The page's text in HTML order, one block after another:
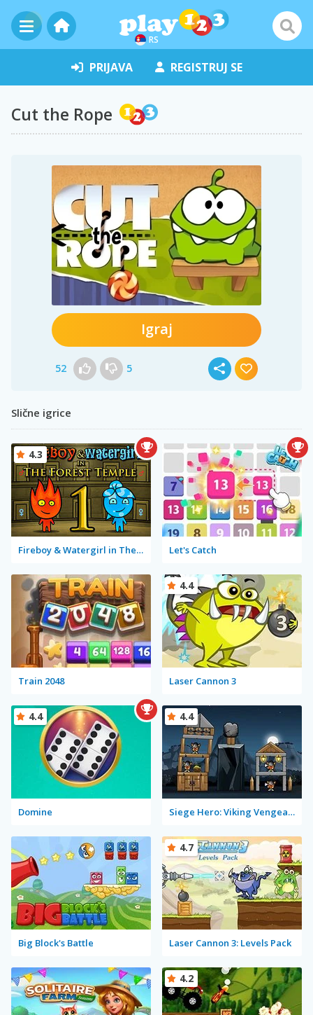
RS
PRIJAVA REGISTRUJ SE
Cut the Rope
Igraj
52 5
Slične igrice
Fireboy & Watergirl in The Forest Temple
4.3
Let's Catch
Train 2048 Laser Cannon 3
4.4
Domine
4.4
Siege Hero: Viking Vengeance
4.4
Big Block's Battle Laser Cannon 3: Levels Pack
4.7
4.2